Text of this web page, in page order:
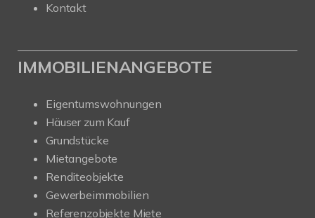
Kontakt
IMMOBILIENANGEBOTE
Eigentumswohnungen
Häuser zum Kauf
Grundstücke
Mietangebote
Renditeobjekte
Gewerbeimmobilien
Referenzobjekte Miete